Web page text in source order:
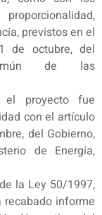
previstos en el
de octubre, del
de las
el proyecto fue
con el artículo
del Gobierno,
de Energía,
la Ley 50/1997,
recabado informe